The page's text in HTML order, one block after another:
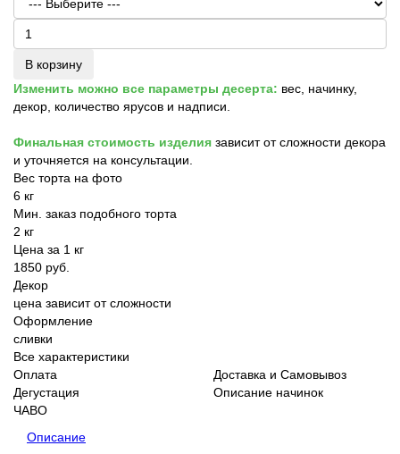
В корзину
Изменить можно все параметры десерта: вес, начинку,
декор, количество ярусов и надписи.
Финальная стоимость изделия зависит от сложности декора
и уточняется на консультации.
Вес торта на фото
6 кг
Мин. заказ подобного торта
2 кг
Цена за 1 кг
1850 руб.
Декор
цена зависит от сложности
Оформление
сливки
Все характеристики
Оплата
Доставка и Самовывоз
Дегустация
Описание начинок
ЧАВО
Описание